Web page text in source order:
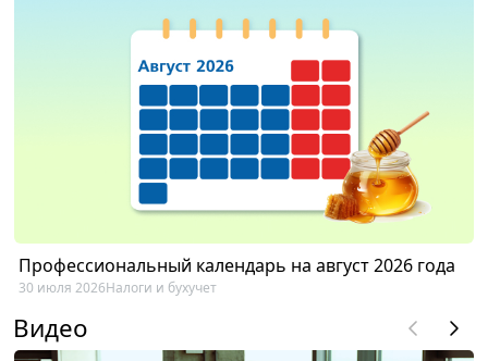
Профессиональный календарь на август 2026 года
30 июля 2026Налоги и бухучет
Видео